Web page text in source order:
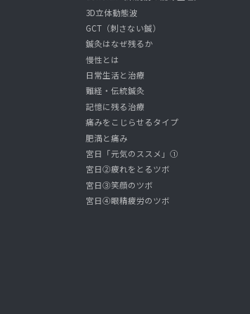
3D立体動態波
GCT（刺さない鍼）
鍼灸はなぜ残るか
慢性とは
日常生活と治療
難経・伝統鍼灸
記憶に残る治療
痛みをこじらせるタイプ
肥満と痛み
宮日「元気のススメ」①
宮日②疲れをとるツボ
宮日③笑顔のツボ
宮日④眼精疲労のツボ